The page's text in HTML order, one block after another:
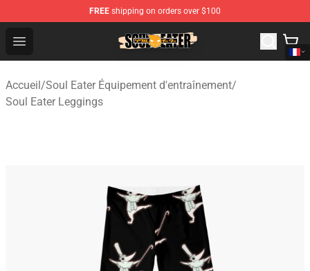
FREE shipping on orders over $100
Open menu
Soul Eater Store - Official Soul Eater Merchandise Shop
Accueil/Soul Eater Équipement d'entraînement/
Soul Eater Leggings